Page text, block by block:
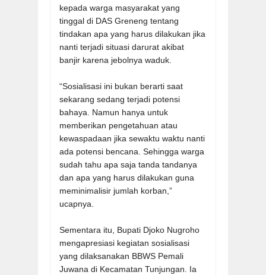
kepada warga masyarakat yang
tinggal di DAS Greneng tentang
tindakan apa yang harus dilakukan jika
nanti terjadi situasi darurat akibat
banjir karena jebolnya waduk.
“Sosialisasi ini bukan berarti saat
sekarang sedang terjadi potensi
bahaya. Namun hanya untuk
memberikan pengetahuan atau
kewaspadaan jika sewaktu waktu nanti
ada potensi bencana. Sehingga warga
sudah tahu apa saja tanda tandanya
dan apa yang harus dilakukan guna
meminimalisir jumlah korban,”
ucapnya.
Sementara itu, Bupati Djoko Nugroho
mengapresiasi kegiatan sosialisasi
yang dilaksanakan BBWS Pemali
Juwana di Kecamatan Tunjungan. Ia